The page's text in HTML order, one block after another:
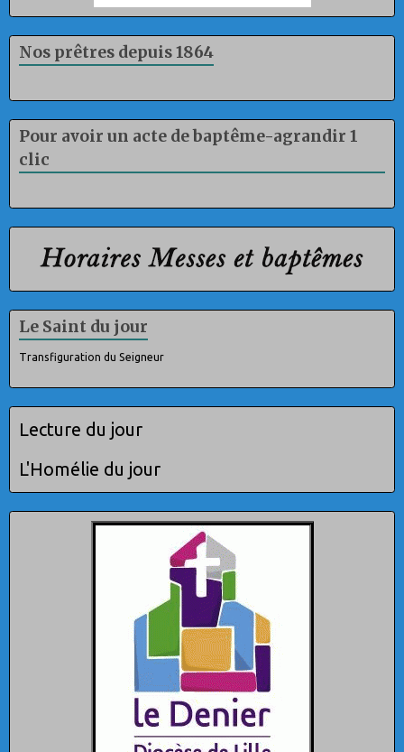
Nos prêtres depuis 1864
Pour avoir un acte de baptême-agrandir 1
clic
Le Saint du jour
Transfiguration du Seigneur
Lecture du jour
L'Homélie du jour